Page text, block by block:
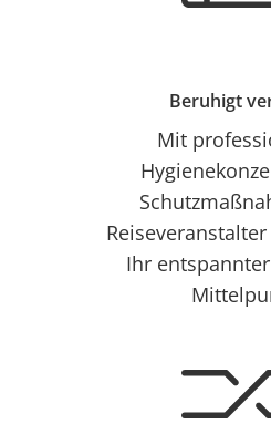
Beruhigt
Mit
Ihr